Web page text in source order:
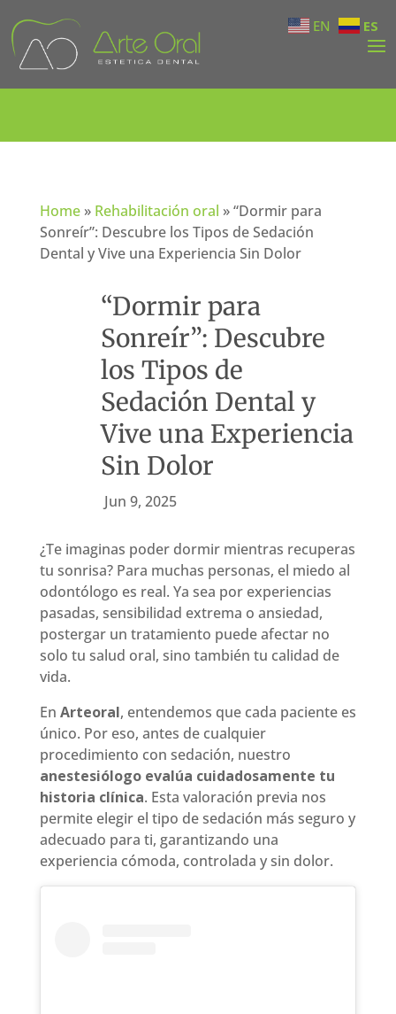
Home» Rehabilitación oral »“Dormir para
Sonreír”: Descubre los Tipos de Sedación
Dental y Vive una Experiencia Sin Dolor
“Dormir para
Sonreír”: Descubre
los Tipos de
Sedación Dental y
Vive una Experiencia
Sin Dolor
Jun 9, 2025
¿Te imaginas poder dormir mientras recuperas
tu sonrisa? Para muchas personas, el miedo al
odontólogo es real. Ya sea por experiencias
pasadas, sensibilidad extrema o ansiedad,
postergar un tratamiento puede afectar no
solo tu salud oral, sino también tu calidad de
vida.
En Arteoral, entendemos que cada paciente es
único. Por eso, antes de cualquier
procedimiento con sedación, nuestro
anestesiólogo evalúa cuidadosamente tu
historia clínica. Esta valoración previa nos
permite elegir el tipo de sedación más seguro y
adecuado para ti, garantizando una
experiencia cómoda, controlada y sin dolor.
EN ES